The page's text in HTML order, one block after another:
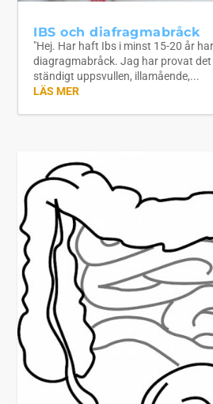
IBS och diafragmabråck
"Hej. Har haft Ibs i minst 15-20 år
diagragmabråck. Jag har provat det
ständigt uppsvullen, illamående,...
LÄS MER